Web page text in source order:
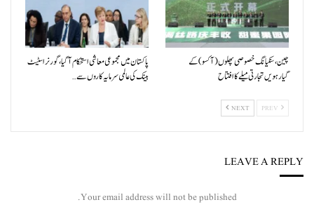
چین، سنکیانگ خصوصی پھلوں (آکسو) کے
گیارہویں تجارتی میلے کا افتتاح
پاکستان میں مجموعی معاشی استحکام آگیا، گورنر اسٹیٹ
بینک کی عالمی سرمایہ کاروں سے…
NEXT
LEAVE A REPLY
Your email address will not be published.